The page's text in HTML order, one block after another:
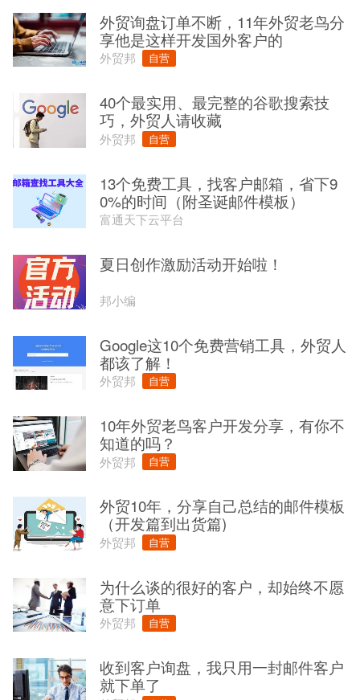
外贸询盘订单不断，11年外贸老鸟分
享他是这样开发国外客户的
外贸邦 自营
40个最实用、最完整的谷歌搜索技
巧，外贸人请收藏
外贸邦 自营
13个免费工具，找客户邮箱，省下9
0%的时间（附圣诞邮件模板）
富通天下云平台
夏日创作激励活动开始啦！
邦小编
Google这10个免费营销工具，外贸人
都该了解！
外贸邦 自营
10年外贸老鸟客户开发分享，有你不
知道的吗？
外贸邦 自营
外贸10年，分享自己总结的邮件模板
（开发篇到出货篇)
外贸邦 自营
为什么谈的很好的客户，却始终不愿
意下订单
外贸邦 自营
收到客户询盘，我只用一封邮件客户
就下单了